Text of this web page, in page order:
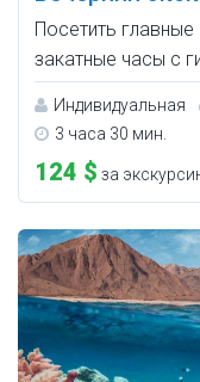
Посетить
закатные часы с
Индивидуальная
3 часа 30 мин.
124 $ за